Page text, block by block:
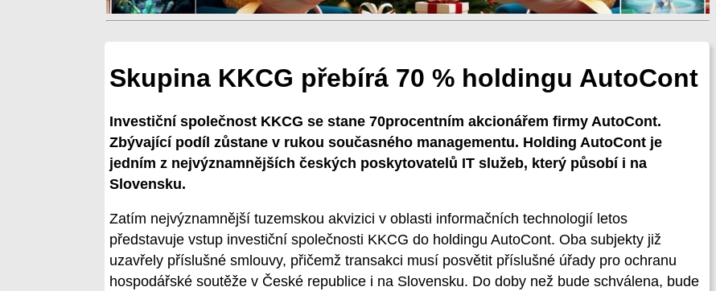
Skupina KKCG přebírá 70 % holdingu AutoCont
Investiční společnost KKCG se stane 70procentním akcionářem firmy AutoCont.
Zbývající podíl zůstane v rukou současného managementu. Holding AutoCont je
jedním z nejvýznamnějších českých poskytovatelů IT služeb, který působí i na
Slovensku.
Zatím nejvýznamnější tuzemskou akvizici v oblasti informačních technologií letos
představuje vstup investiční společnosti KKCG do holdingu AutoCont. Oba subjekty již
uzavřely příslušné smlouvy, přičemž transakci musí posvětit příslušné úřady pro ochranu
hospodářské soutěže v České republice i na Slovensku. Do doby než bude schválena, bude